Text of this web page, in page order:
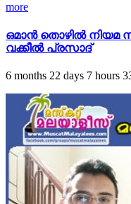
more
ഒമാന്‍ തൊഴില്‍ നിയമ
വക്കീല്‍ പ്രസാദ്‌
6 months 22 days 7 hours